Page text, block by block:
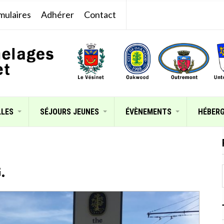
Adhérer Contact
SÉJOURS JEUNES ÉVÈNEMENTS